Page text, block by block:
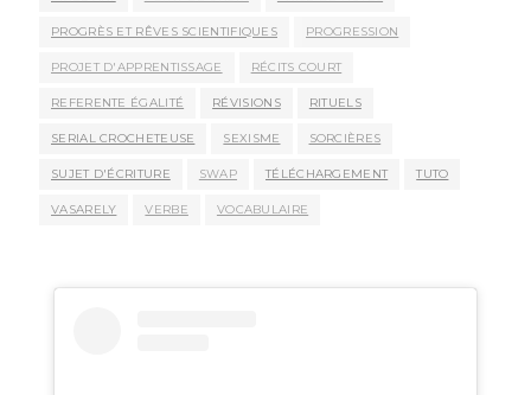
PROGRÈS ET RÊVES SCIENTIFIQUES PROGRESSION
PROJET D'APPRENTISSAGE RÉCITS COURT
REFERENTE ÉGALITÉ RÉVISIONS RITUELS
SERIAL CROCHETEUSE SEXISME SORCIÈRES
SUJET D'ÉCRITURE SWAP TÉLÉCHARGEMENT TUTO
VASARELY VERBE VOCABULAIRE